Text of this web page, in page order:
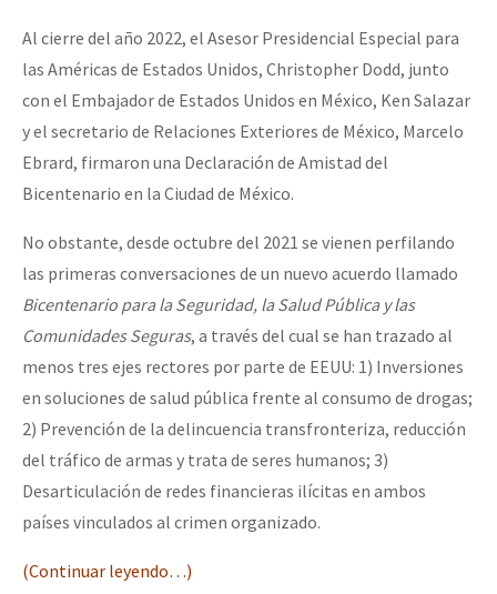
Al cierre del año 2022, el Asesor Presidencial Especial para
las Américas de Estados Unidos, Christopher Dodd, junto
con el Embajador de Estados Unidos en México, Ken Salazar
y el secretario de Relaciones Exteriores de México, Marcelo
Ebrard, firmaron una Declaración de Amistad del
Bicentenario en la Ciudad de México.
No obstante, desde octubre del 2021 se vienen perfilando
las primeras conversaciones de un nuevo acuerdo llamado
Bicentenario para la Seguridad, la Salud Pública y las
Comunidades Seguras, a través del cual se han trazado al
menos tres ejes rectores por parte de EEUU: 1) Inversiones
en soluciones de salud pública frente al consumo de drogas;
2) Prevención de la delincuencia transfronteriza, reducción
del tráfico de armas y trata de seres humanos; 3)
Desarticulación de redes financieras ilícitas en ambos
países vinculados al crimen organizado.
(Continuar leyendo…)